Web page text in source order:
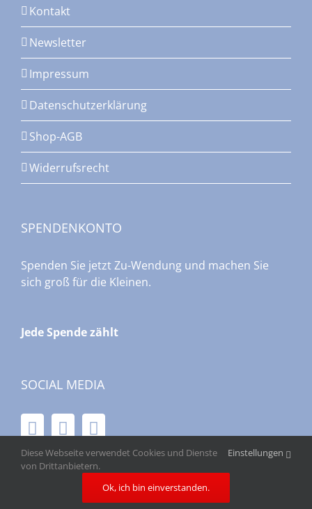
Kontakt
Newsletter
Impressum
Datenschutzerklärung
Shop-AGB
Widerrufsrecht
SPENDENKONTO
Spenden Sie jetzt Zu-Wendung und machen Sie
sich groß für die Kleinen.
Jede Spende zählt
SOCIAL MEDIA
Diese Webseite verwendet Cookies und Dienste
von Drittanbietern.
Einstellungen
Ok, ich bin einverstanden.